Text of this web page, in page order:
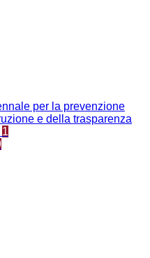
per la prevenzione
e della trasparenza
1